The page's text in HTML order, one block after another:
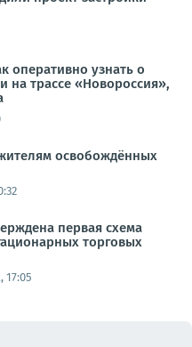
оперативно узнать о
на трассе «Новороссия»,
освобождённых
первая схема
торговых
17:05